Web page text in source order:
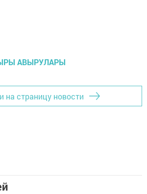
АВЫРУЛАРЫ
на страницу новости